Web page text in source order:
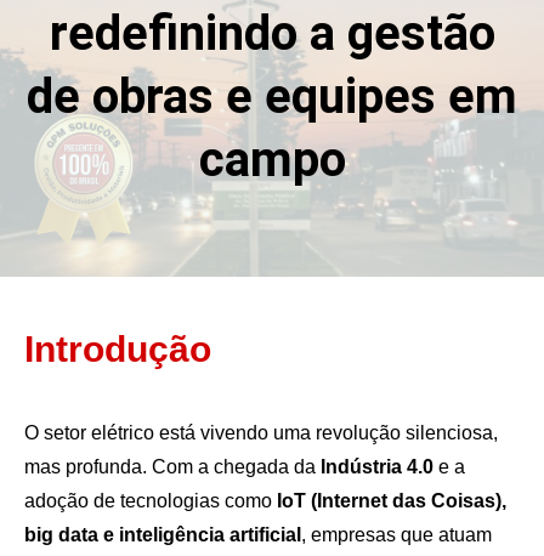
redefinindo a gestão
de obras e equipes em
campo
Introdução
O setor elétrico está vivendo uma revolução silenciosa,
mas profunda. Com a chegada da Indústria 4.0 e a
adoção de tecnologias como IoT (Internet das Coisas),
big data e inteligência artificial , empresas que atuam